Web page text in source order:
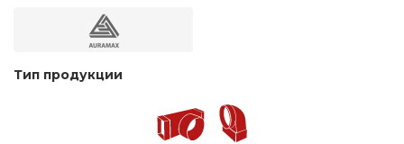
Тип продукции